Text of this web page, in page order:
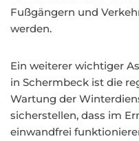
Fußgängern und
werden.
Ein weiterer wichtiger
in Schermbeck ist die
Wartung der
sicherstellen, dass im
einwandfrei